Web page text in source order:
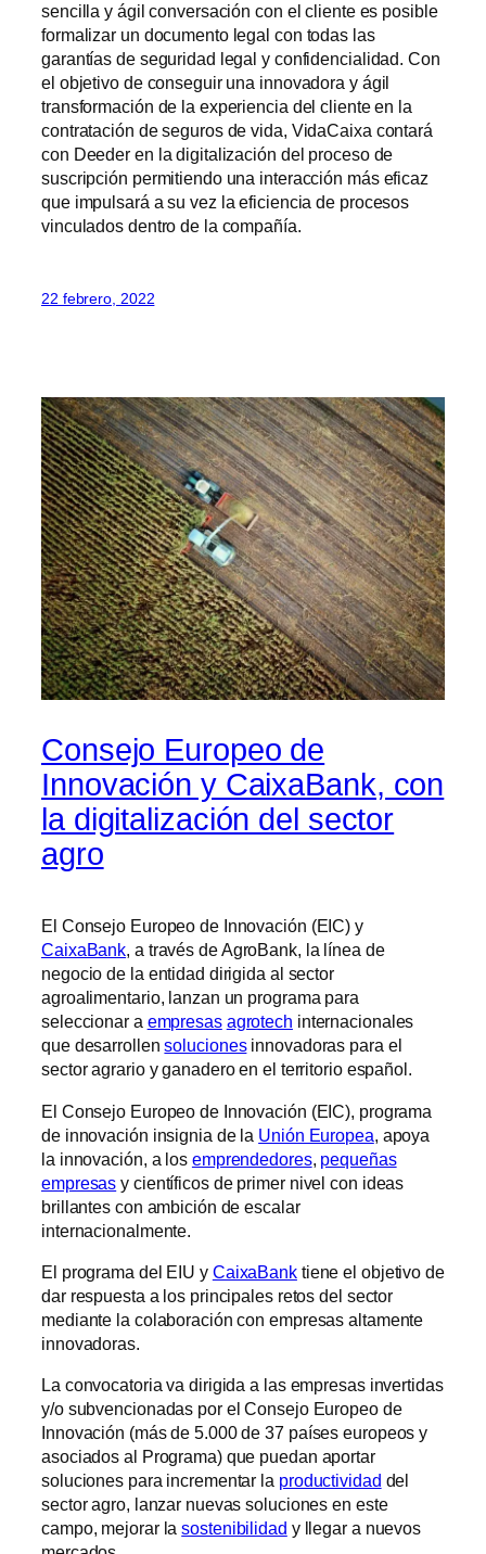
sencilla y ágil conversación con el cliente es posible
formalizar un documento legal con todas las
garantías de seguridad legal y confidencialidad. Con
el objetivo de conseguir una innovadora y ágil
transformación de la experiencia del cliente en la
contratación de seguros de vida, VidaCaixa contará
con Deeder en la digitalización del proceso de
suscripción permitiendo una interacción más eficaz
que impulsará a su vez la eficiencia de procesos
vinculados dentro de la compañía.
22 febrero, 2022
Consejo Europeo de
Innovación y CaixaBank, con
la digitalización del sector
agro
El Consejo Europeo de Innovación (EIC) y
CaixaBank, a través de AgroBank, la línea de
negocio de la entidad dirigida al sector
agroalimentario, lanzan un programa para
seleccionar a empresas agrotech internacionales
que desarrollensolucionesinnovadoras para el
sector agrario y ganadero en el territorio español.
El Consejo Europeo de Innovación (EIC), programa
de innovación insignia de la Unión Europea, apoya
la innovación, a los emprendedores, pequeñas
empresas y científicos de primer nivel con ideas
brillantes con ambición de escalar
internacionalmente.
El programa del EIU y CaixaBanktiene el objetivo de
dar respuesta a los principales retos del sector
mediante la colaboración con empresas altamente
innovadoras.
La convocatoria va dirigida a las empresas invertidas
y/o subvencionadas por el Consejo Europeo de
Innovación (más de 5.000 de 37 países europeos y
asociados al Programa) que puedan aportar
soluciones para incrementar la productividad del
sector agro, lanzar nuevas soluciones en este
campo, mejorar lasostenibilidad y llegar a nuevos